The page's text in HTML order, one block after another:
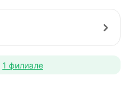
1 филиале